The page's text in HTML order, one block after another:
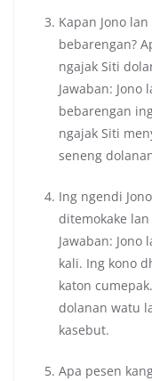
Kapan Jono
bebarengan?
ngajak Siti
Jawaban:
bebarengan
ngajak Siti
seneng
Ing ngendi
ditemokake
Jawaban:
kali. Ing kono
katon
dolanan watu
kasebut.
Apa pesen